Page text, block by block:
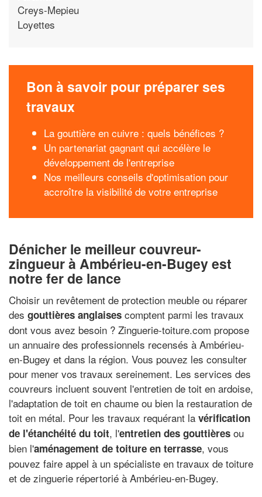
Creys-Mepieu
Loyettes
Bon à savoir pour préparer ses
travaux
La gouttière en cuivre : quels bénéfices ?
Un partenariat gagnant qui accélère le
développement de l'entreprise
Nos meilleurs conseils d'optimisation pour
accroître la visibilité de votre entreprise
Dénicher le meilleur couvreur-
zingueur à Ambérieu-en-Bugey est
notre fer de lance
Choisir un revêtement de protection meuble ou réparer
des gouttières anglaises comptent parmi les travaux
dont vous avez besoin ? Zinguerie-toiture.com propose
un annuaire des professionnels recensés à Ambérieu-
en-Bugey et dans la région. Vous pouvez les consulter
pour mener vos travaux sereinement. Les services des
couvreurs incluent souvent l'entretien de toit en ardoise,
l'adaptation de toit en chaume ou bien la restauration de
toit en métal. Pour les travaux requérant la vérification
de l'étanchéité du toit, l'entretien des gouttières ou
bien l'aménagement de toiture en terrasse, vous
pouvez faire appel à un spécialiste en travaux de toiture
et de zinguerie répertorié à Ambérieu-en-Bugey.